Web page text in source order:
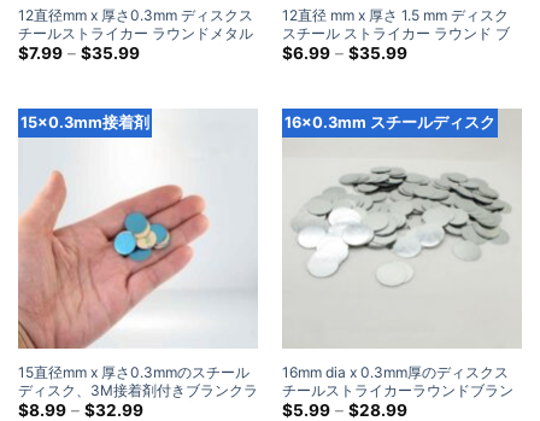
12直径mm x 厚さ0.3mm ディスクス
チールストライカー ラウンドメタル
スチールディスクストライクプレー
$7.99 – $35.99価
を
通
12直径 mm x 厚さ 1.5 mm ディスク
スチール ストライカー ラウンド ブ
ランク メタル スチール ディスク ス
$6.99 – $35.99価
を
通
$35.99
15x0.3mm接着剤
15直径mm x 厚さ0.3mmのスチール
ディスク、3M接着剤付きブランクラ
ウンドメタルストライクプレート付
$8.99 – $32.99価
16x0.3mm スチールディスク
16mm dia x 0.3mm厚のディスクス
チールストライカーラウンドブラン
クメタルスチールディスクストライ
$5.99 – $28.99価